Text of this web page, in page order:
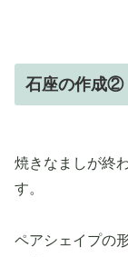
石座の作成②
焼きなましが終
す。
ペアシェイプの